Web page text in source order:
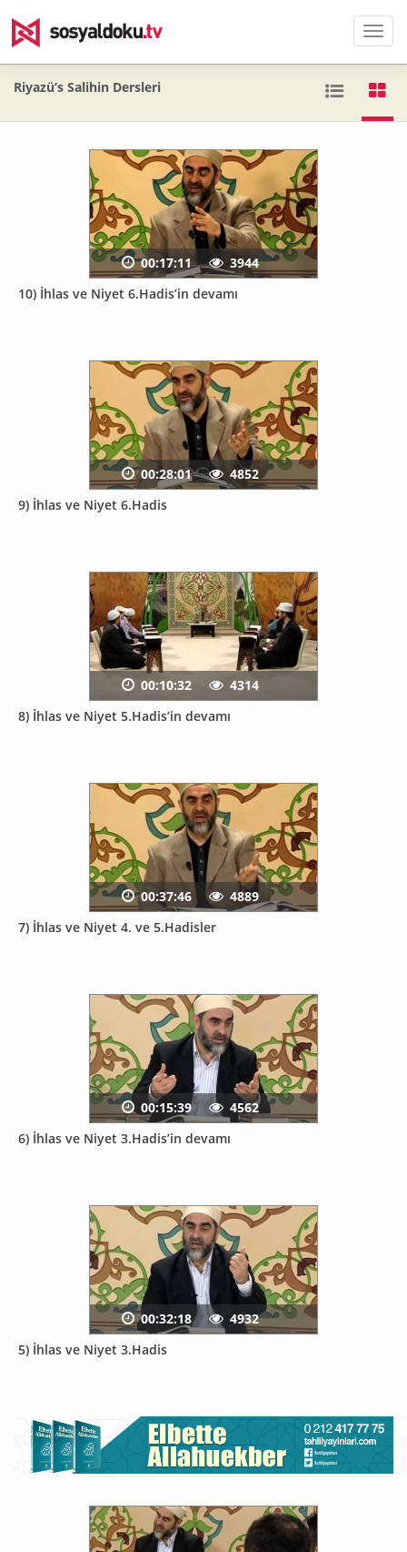
Menü
Riyazü’s Salihin Dersleri
10) İhlas ve Niyet 6.Hadis’in devamı
00:17:11 3944
9) İhlas ve Niyet 6.Hadis
00:28:01 4852
8) İhlas ve Niyet 5.Hadis’in devamı
00:10:32 4314
7) İhlas ve Niyet 4. ve 5.Hadisler
00:37:46 4889
6) İhlas ve Niyet 3.Hadis’in devamı
00:15:39 4562
5) İhlas ve Niyet 3.Hadis
00:32:18 4932